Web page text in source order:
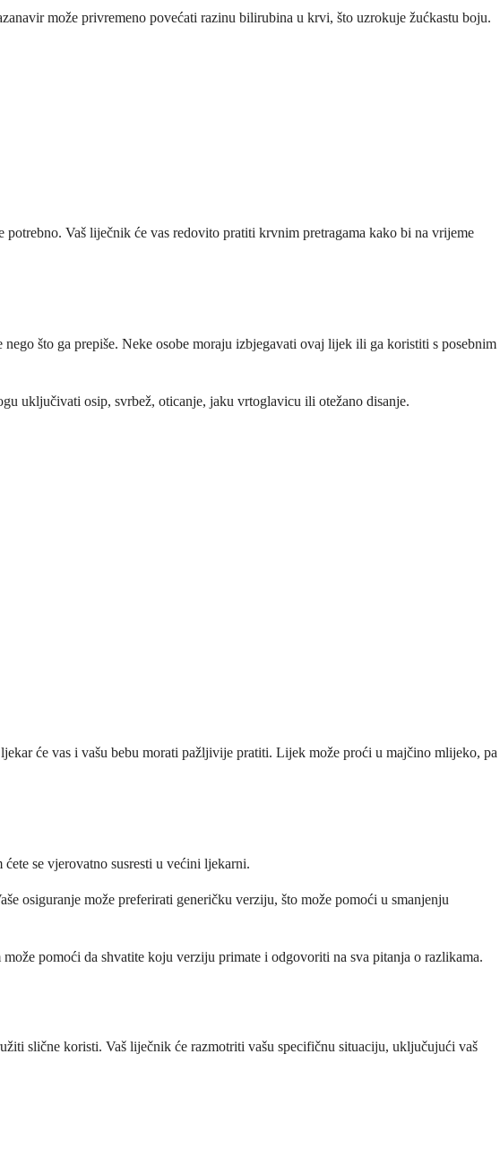
može privremeno povećati razinu bilirubina u krvi, što uzrokuje žućkastu boju.
Vaš liječnik će vas redovito pratiti krvnim pretragama kako bi na vrijeme
što ga prepiše. Neke osobe moraju izbjegavati ovaj lijek ili ga koristiti s posebnim
uključivati osip, svrbež, oticanje, jaku vrtoglavicu ili otežano disanje.
će vas i vašu bebu morati pažljivije pratiti. Lijek može proći u majčino mlijeko, pa
se vjerovatno susresti u većini ljekarni.
osiguranje može preferirati generičku verziju, što može pomoći u smanjenju
pomoći da shvatite koju verziju primate i odgovoriti na sva pitanja o razlikama.
slične koristi. Vaš liječnik će razmotriti vašu specifičnu situaciju, uključujući vaš